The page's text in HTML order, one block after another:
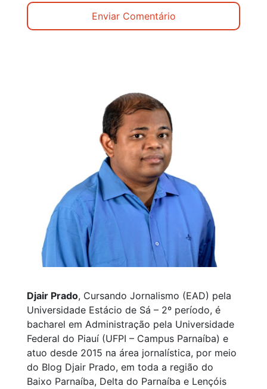
Djair Prado, Cursando Jornalismo (EAD) pela
Universidade Estácio de Sá – 2º período, é
bacharel em Administração pela Universidade
Federal do Piauí (UFPI – Campus Parnaíba) e
atuo desde 2015 na área jornalística, por meio
do Blog Djair Prado, em toda a região do
Baixo Parnaíba, Delta do Parnaíba e Lençóis